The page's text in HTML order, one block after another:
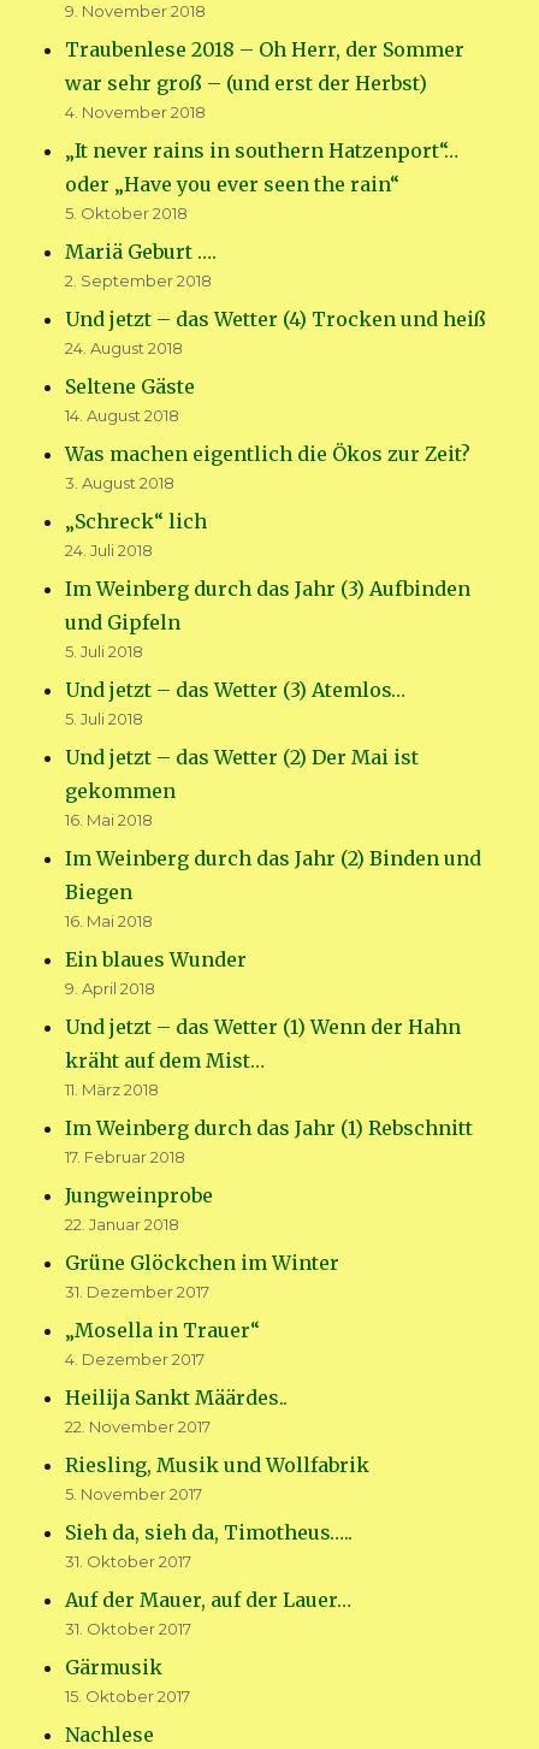
9. November 2018
Traubenlese 2018 – Oh Herr, der Sommer
war sehr groß – (und erst der Herbst)
4. November 2018
„It never rains in southern Hatzenport“…
oder „Have you ever seen the rain“
5. Oktober 2018
Mariä Geburt ….
2. September 2018
Und jetzt – das Wetter (4) Trocken und heiß
24. August 2018
Seltene Gäste
14. August 2018
Was machen eigentlich die Ökos zur Zeit?
3. August 2018
„Schreck“ lich
24. Juli 2018
Im Weinberg durch das Jahr (3) Aufbinden
und Gipfeln
5. Juli 2018
Und jetzt – das Wetter (3) Atemlos…
5. Juli 2018
Und jetzt – das Wetter (2) Der Mai ist
gekommen
16. Mai 2018
Im Weinberg durch das Jahr (2) Binden und
Biegen
16. Mai 2018
Ein blaues Wunder
9. April 2018
Und jetzt – das Wetter (1) Wenn der Hahn
kräht auf dem Mist…
11. März 2018
Im Weinberg durch das Jahr (1) Rebschnitt
17. Februar 2018
Jungweinprobe
22. Januar 2018
Grüne Glöckchen im Winter
31. Dezember 2017
„Mosella in Trauer“
4. Dezember 2017
Heilija Sankt Määrdes..
22. November 2017
Riesling, Musik und Wollfabrik
5. November 2017
Sieh da, sieh da, Timotheus…..
31. Oktober 2017
Auf der Mauer, auf der Lauer…
31. Oktober 2017
Gärmusik
15. Oktober 2017
Nachlese